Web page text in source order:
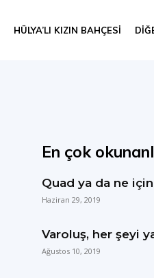
HÜLYA’LI KIZIN BAHÇESI
En çok
Quad ya da ne
Haziran 29, 2019
Varoluş, her şeyi
Ağustos 10, 2019